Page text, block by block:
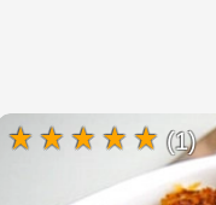
(1)